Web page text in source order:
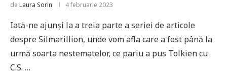
de Laura Sorin 4 februarie 2023
Iată-ne ajunși la a treia parte a seriei de articole
despre Silmarillion, unde vom afla care a fost până la
urmă soarta nestematelor, ce pariu a pus Tolkien cu
C.S. …